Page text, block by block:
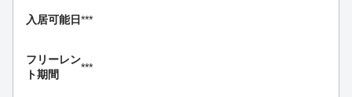
入居可能日***
フリーレン
ト期間
***